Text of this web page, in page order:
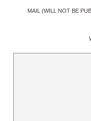
MAIL (WILL NOT BE